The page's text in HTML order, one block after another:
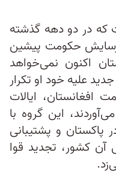
که در دو دهه گذشته
حکومت پیشین
اکنون نمی‌خواهد
علیه خود او تکرار
افغانستان، ایالات
این گروه با
پاکستان و پشتیبانی
آن کشور، تجدید قوا